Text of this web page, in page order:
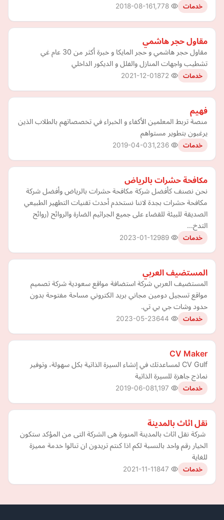
خدمات 2018-08-16
مقاول حجر هاشمي
مقاول حجر هاشمي و حجر المايكا و خبرة أكثر من 30 عام غي
تشطيب واجهات المنازل والفلل و الديكور الداخلي
خدمات 2021-12-01
فهيم
منصة تربط المعلمين الأكفاء و الخبراء في تخصصاتهم بالطلاب الذين
يرغبون بتطوير مستواهم
خدمات 2019-04-03
مكافحة حشرات بالرياض
نحن نصنف كأفضل شركة مكافحة حشرات بالرياض وأفضل شركة
مكافحة حشرات بجدة لاننا نستخدم أحدث تقنيات التطهير الطبيعي
الصديقة للبيئة للقضاء على جميع الجراثيم الضارة والروائح (روائح
التدخ…
خدمات 2023-01-12
المستضيف العربي
المستضيف العربي شركة استضافة مواقع سعودية شركة تصميم
مواقع تسجيل دومين مجاني بريد الكتروني مساحة مفتوحة بدون
حدود وشات جي بي تي.
خدمات 2023-05-23
CV Maker
CV Gulf لمساعدتك في إنشاء السيرة الذاتية بكل سهولة، وتوفير
نماذج جاهزة للسيرة الذاتية
خدمات 2019-06-08
نقل اثاث بالمدينة
​ شركة نقل اثاث بالمدينة المنورة هى الشركة التى من المؤكد ستكون
الخيار رقم واحد بالنسبة لكم اذا كنتم تريدون ان تنالوا خدمة مميزة
للغاية
خدمات 2021-11-11